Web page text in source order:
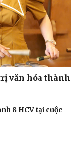
văn hóa thành
8 HCV tại cuộc